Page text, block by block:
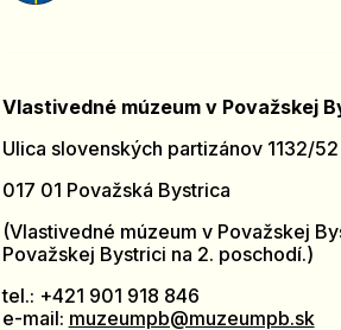
Vlastivedné múzeum v Považskej
Ulica slovenských partizánov 1132/52
017 01 Považská Bystrica
(Vlastivedné múzeum v Považskej
Považskej Bystrici na 2. poschodí.)
tel.: +421 901 918 846
e-mail: muzeumpb@muzeumpb.sk